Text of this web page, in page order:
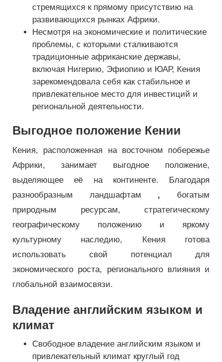
стремящихся к прямому присутствию на
развивающихся рынках Африки.
Несмотря на экономические и политические
проблемы, с которыми сталкиваются
традиционные африканские державы,
включая Нигерию, Эфиопию и ЮАР, Кения
зарекомендовала себя как стабильное и
привлекательное место для инвестиций и
региональной деятельности.
Выгодное положение Кении
Кения, расположенная на восточном побережье
Африки, занимает выгодное положение,
выделяющее её на континенте. Благодаря
разнообразным ландшафтам , богатым
природным ресурсам, стратегическому
географическому положению и яркому
культурному наследию, Кения готова
использовать свой потенциал для
экономического роста, регионального влияния и
глобальной взаимосвязи.
Владение английским языком и
климат
Свободное владение английским языком и
привлекательный климат круглый год